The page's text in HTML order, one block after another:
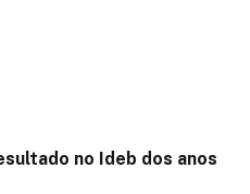
no Ideb dos anos